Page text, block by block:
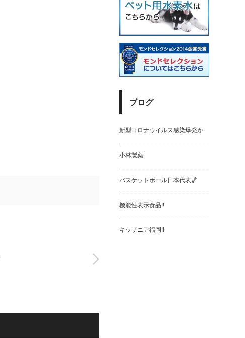
ブログ
新型コロナウイルス感染爆発か
小林製薬
バスケットボール日本代表🏀
機能性表示食品‼️
キッザニア福岡‼️